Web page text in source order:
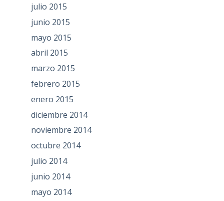
julio 2015
junio 2015
mayo 2015
abril 2015
marzo 2015
febrero 2015
enero 2015
diciembre 2014
noviembre 2014
octubre 2014
julio 2014
junio 2014
mayo 2014